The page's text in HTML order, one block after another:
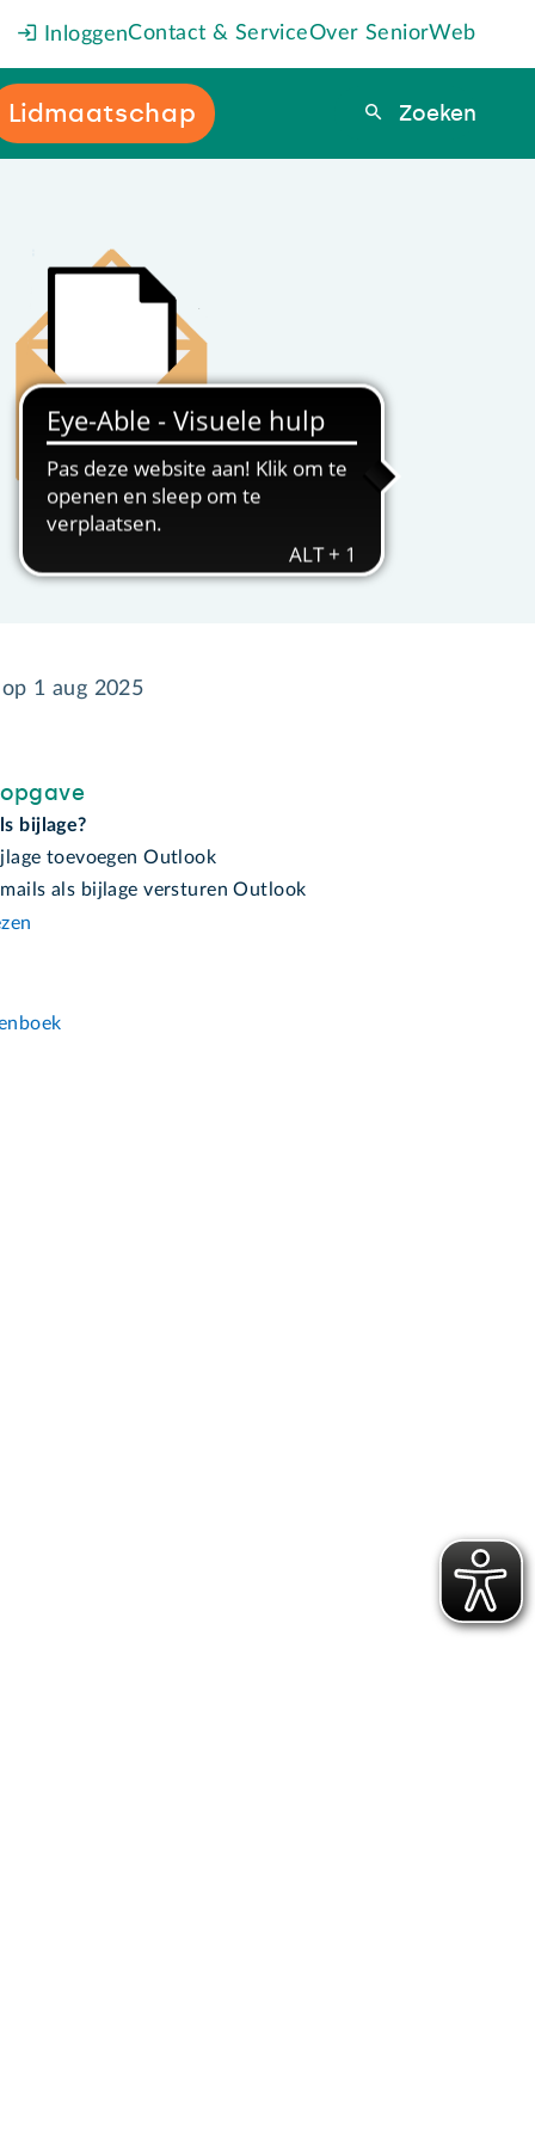
InloggenContact & ServiceOver SeniorWeb
Lidmaatschap Zoeken
Zoeken
1 aug 2025
bijlage?
toevoegen Outlook
als bijlage versturen Outlook